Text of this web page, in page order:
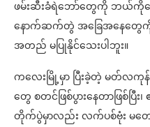
ဖမ်းဆီးခံရဲဘော်တွေကို ဘယ်ကို
နောက်ဆက်တွဲ အခြေအနေတွေ
အတည် မပြုနိုင်သေးပါဘူး။
ကလေးမြို့မှာ ပြီးခဲ့တဲ့ မတ်လ
တွေ စတင်ဖြစ်ပွားနေတာဖြစ်ပြီ
တိုက်ပွဲမှာလည်း လက်ပစ်ဗုံး မတေ